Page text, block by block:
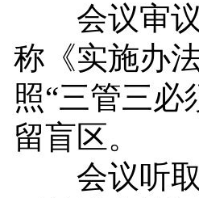
会议审议
称《实施办
照“三管三
留盲区。
会议听取